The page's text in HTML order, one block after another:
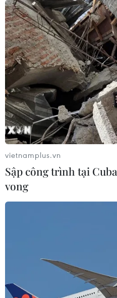
phổ thông năm 2022 trên
Bộ Giáo dục và Đào
Kỳ thi tốt nghiệp trung học
có thể tra cứu điểm thi trên
vietnamplus.vn
Sập công trình tại
vong